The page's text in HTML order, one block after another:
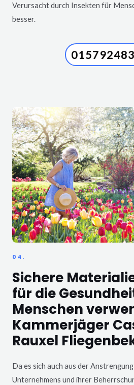
Verursacht durch Insekten für
besser.
04.
Sichere
für die
Menschen
Kammerjäger
Rauxel
Da es sich auch aus der
Unternehmens und ihrer